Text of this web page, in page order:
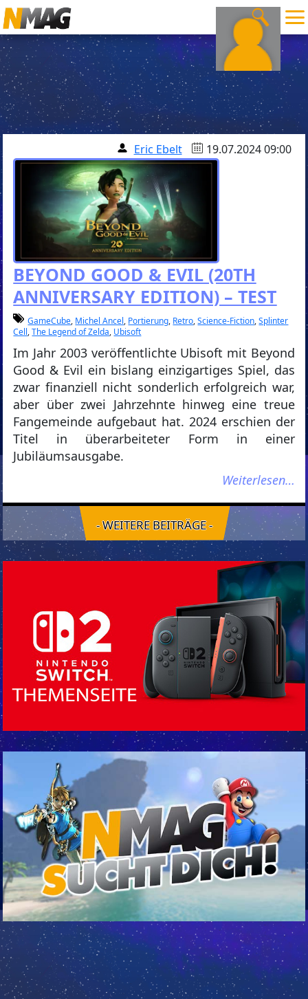
Eric Ebelt 19.07.2024 09:00
BEYOND GOOD & EVIL (20TH
ANNIVERSARY EDITION) – TEST
GameCube, Michel Ancel, Portierung, Retro,Science-Fiction,Splinter
Cell,The Legend of Zelda, Ubisoft
Im Jahr 2003 veröffentlichte Ubisoft mit Beyond
Good & Evil ein bislang einzigartiges Spiel, das
zwar finanziell nicht sonderlich erfolgreich war,
aber über zwei Jahrzehnte hinweg eine treue
Fangemeinde aufgebaut hat. 2024 erschien der
Titel in überarbeiteter Form in einer
Jubiläumsausgabe.
Weiterlesen…
- WEITERE BEITRÄGE -